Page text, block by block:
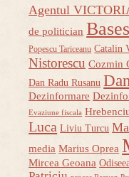
Agentul
de politician
Popescu Tariceanu Catalin
Nistorescu Cozmin
Dan Radu Rusanu
Dezinformare
Evaziune fiscala
Luca Liviu Turcu
media Marius Oprea
Mircea Geoana